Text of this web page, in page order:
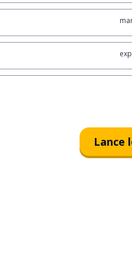
Lance